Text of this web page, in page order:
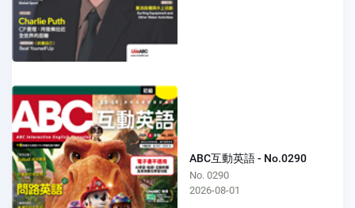
ABC互動英語 - No.0290
No. 0290
2026-08-01